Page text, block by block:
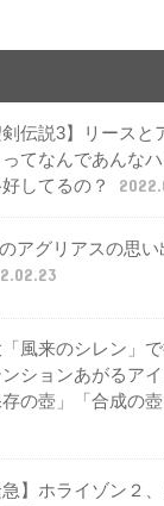
剣伝説3】リースと
ってなんであんな
してるの？
アグリアスの思い
「風来のシレン」
ンションあがるア
存の壺」「合成の壺
急】ホライゾン２